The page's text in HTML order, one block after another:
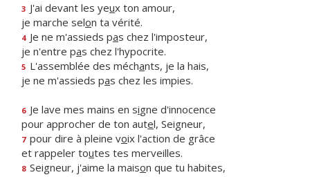
3 J'ai devant les yeux ton amour,
je marche selon ta vérité.
4 Je ne m'assieds pas chez l'imposteur,
je n'entre pas chez l'hypocrite.
5 L'assemblée des méchants, je la hais,
je ne m'assieds pas chez les impies.
6 Je lave mes mains en signe d'innocence
pour approcher de ton autel, Seigneur,
7 pour dire à pleine voix l'action de grâce
et rappeler toutes tes merveilles.
8 Seigneur, j'aime la maison que tu habites,